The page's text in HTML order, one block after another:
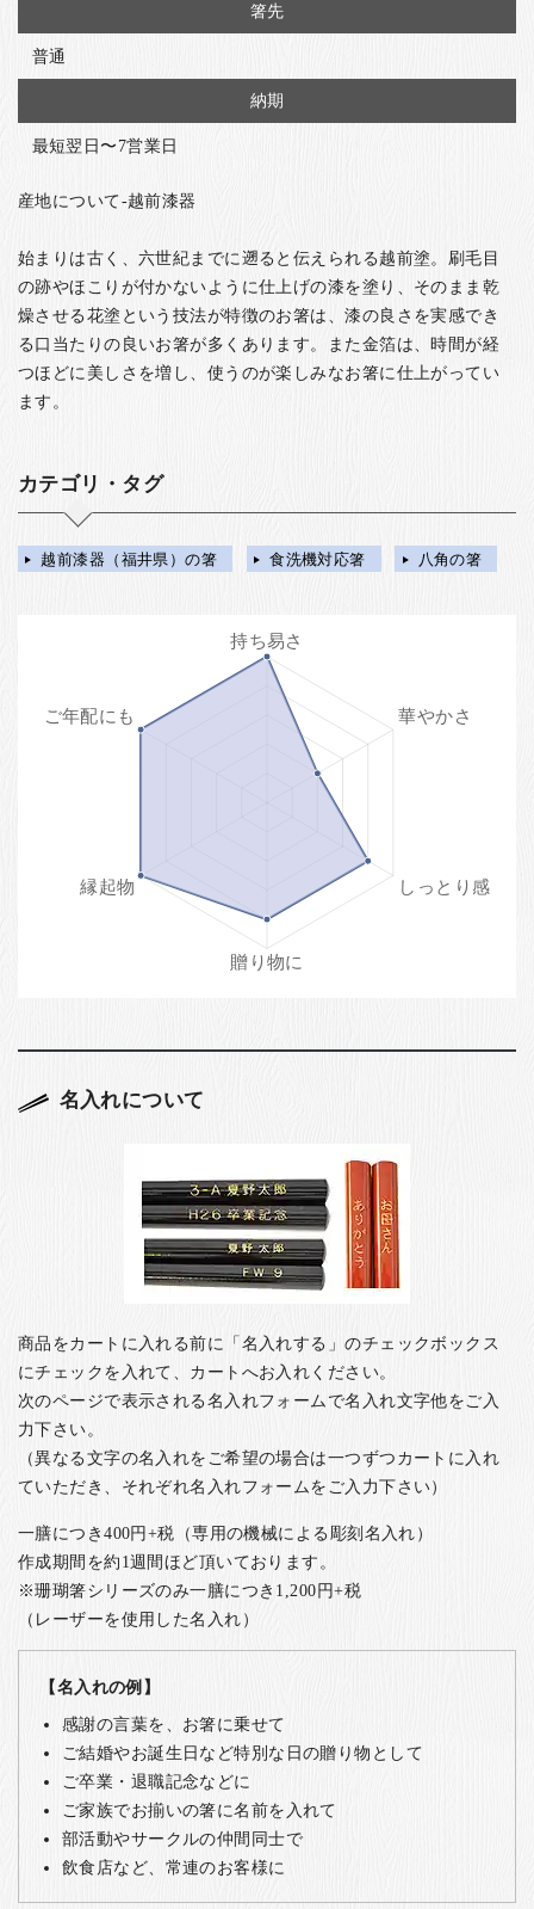
箸先
普通
納期
最短翌日〜7営業日
産地について-越前漆器
始まりは古く、六世紀までに遡ると伝えられる越前塗。刷毛目
の跡やほこりが付かないように仕上げの漆を塗り、そのまま乾
燥させる花塗という技法が特徴のお箸は、漆の良さを実感でき
る口当たりの良いお箸が多くあります。また金箔は、時間が経
つほどに美しさを増し、使うのが楽しみなお箸に仕上がってい
ます。
カテゴリ・タグ
越前漆器（福井県）の箸 食洗機対応箸 八角の箸
名入れについて
商品をカートに入れる前に「名入れする」のチェックボックス
にチェックを入れて、カートへお入れください。
次のページで表示される名入れフォームで名入れ文字他をご入
力下さい。
（異なる文字の名入れをご希望の場合は一つずつカートに入れ
ていただき、それぞれ名入れフォームをご入力下さい）
一膳につき400円+税（専用の機械による彫刻名入れ）
作成期間を約1週間ほど頂いております。
※珊瑚箸シリーズのみ一膳につき1,200円+税
（レーザーを使用した名入れ）
【名入れの例】
感謝の言葉を、お箸に乗せて
ご結婚やお誕生日など特別な日の贈り物として
ご卒業・退職記念などに
ご家族でお揃いの箸に名前を入れて
部活動やサークルの仲間同士で
飲食店など、常連のお客様に